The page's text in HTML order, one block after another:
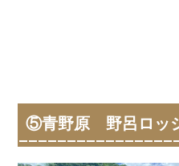
⑤青野原 野呂ロッ